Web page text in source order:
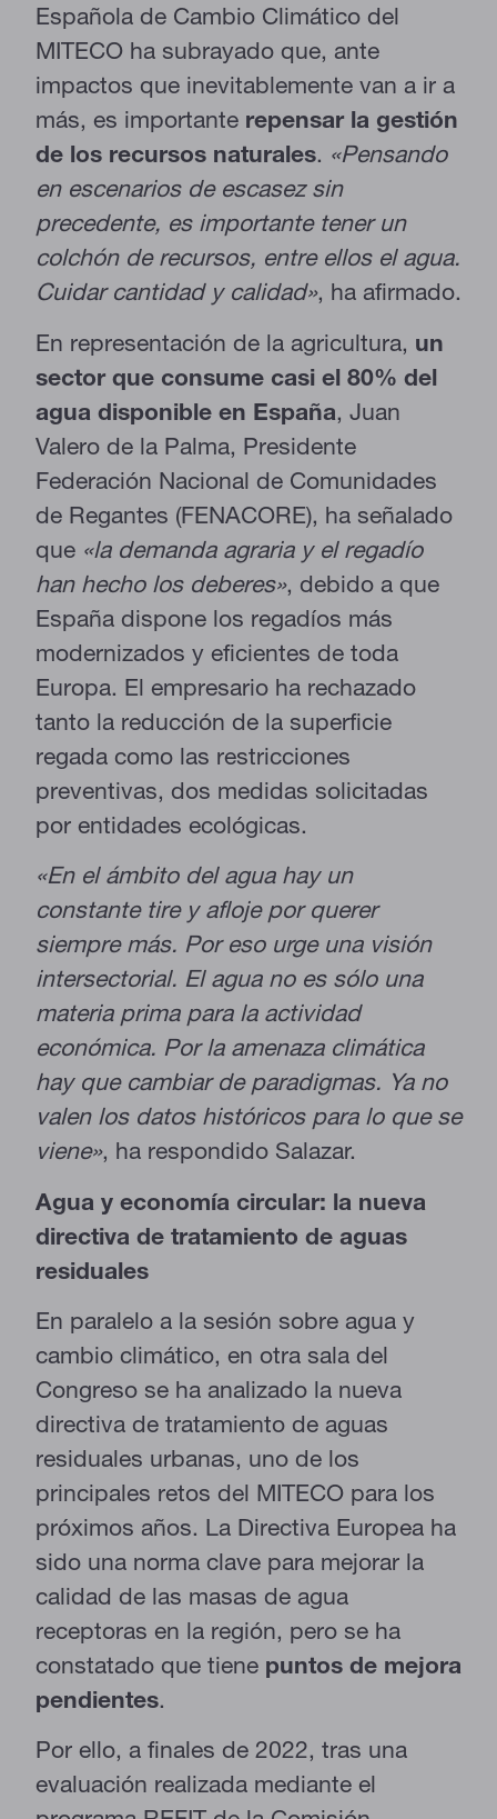
Española de Cambio Climático del
MITECO ha subrayado que, ante
impactos que inevitablemente van a ir a
más, es importante repensar la gestión
de los recursos naturales. «Pensando
en escenarios de escasez sin
precedente, es importante tener un
colchón de recursos, entre ellos el agua.
Cuidar cantidad y calidad», ha afirmado.
En representación de la agricultura, un
sector que consume casi el 80% del
agua disponible en España, Juan
Valero de la Palma, Presidente
Federación Nacional de Comunidades
de Regantes (FENACORE), ha señalado
que «la demanda agraria y el regadío
han hecho los deberes», debido a que
España dispone los regadíos más
modernizados y eficientes de toda
Europa. El empresario ha rechazado
tanto la reducción de la superficie
regada como las restricciones
preventivas, dos medidas solicitadas
por entidades ecológicas.
«En el ámbito del agua hay un
constante tire y afloje por querer
siempre más. Por eso urge una visión
intersectorial. El agua no es sólo una
materia prima para la actividad
económica. Por la amenaza climática
hay que cambiar de paradigmas. Ya no
valen los datos históricos para lo que se
viene», ha respondido Salazar.
Agua y economía circular: la nueva
directiva de tratamiento de aguas
residuales
En paralelo a la sesión sobre agua y
cambio climático, en otra sala del
Congreso se ha analizado la nueva
directiva de tratamiento de aguas
residuales urbanas, uno de los
principales retos del MITECO para los
próximos años. La Directiva Europea ha
sido una norma clave para mejorar la
calidad de las masas de agua
receptoras en la región, pero se ha
constatado que tiene puntos de mejora
pendientes.
Por ello, a finales de 2022, tras una
evaluación realizada mediante el
CONFIGURACIÓN DE COOKIES
RECHAZAR TODO
HABILITAR TODO
Cookies necesarias